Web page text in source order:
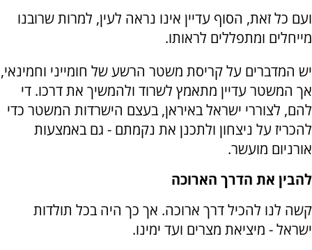
ועם כל זאת, הסוף עדיין אינו נראה לעין, למרות שרובנו
מייחלים ומתפללים לראותו.
יש המדברים על קריסת משטר הרשע של חומייני וחמינאי,
אך המשטר עדיין מתאמץ לשרוד ולהמשיך את דרכו. די
להם, לצוררי ישראל באיראן, בעצם הישרדות המשטר כדי
להכריז על ניצחון ולתכנן את נקמתם - גם באמצעות
אורניום מועשר.
להבין את הדרך הארוכה
קשה לנו להכיל דרך ארוכה. אך כך היה בכל תולדות
ישראל - מיציאת מצרים ועד ימינו.